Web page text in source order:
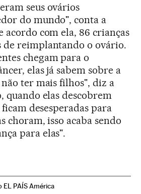
seus ovários
do mundo", conta a
acordo com ela, 86 crianças
de reimplantando o ovário.
chegam para o
elas já sabem sobre a
ter mais filhos", diz a
quando elas descobrem
desesperadas para
choram, isso acaba sendo
para elas".
EL PAÍS América